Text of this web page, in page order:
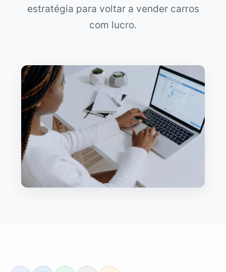
estratégia para voltar a vender carros
com lucro.